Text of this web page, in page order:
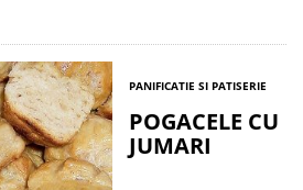
PANIFICATIE SI PATISERIE
POGACELE CU
JUMARI